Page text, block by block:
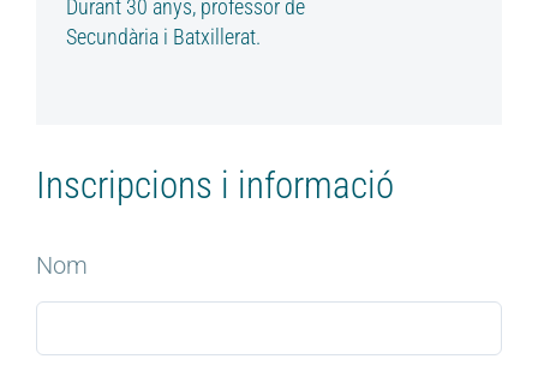
Durant 30 anys, professor de
Secundària i Batxillerat.
Inscripcions i informació
Nom